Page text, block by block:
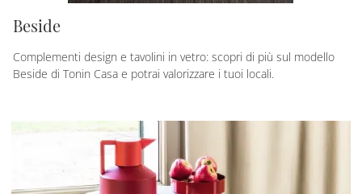
Beside
Complementi design e tavolini in vetro: scopri di più sul modello
Beside di Tonin Casa e potrai valorizzare i tuoi locali.